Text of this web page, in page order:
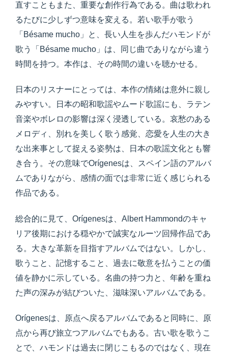
直すこともまた、重要な創作行為である。曲は歌われ
るたびに少しずつ意味を変える。若い歌手が歌う
「Bésame mucho」と、長い人生を歩んだハモンドが
歌う「Bésame mucho」は、同じ曲でありながら違う
時間を持つ。本作は、その時間の違いを聴かせる。
日本のリスナーにとっては、本作の情緒は意外に親し
みやすい。日本の昭和歌謡やムード歌謡にも、ラテン
音楽やボレロの影響は深く浸透している。哀愁のある
メロディ、別れを美しく歌う感覚、恋愛を人生の大き
な出来事として捉える姿勢は、日本の歌謡文化とも響
き合う。その意味でOrígenesは、スペイン語のアルバ
ムでありながら、感情の面では非常に近く感じられる
作品である。
総合的に見て、Orígenesは、Albert Hammondのキャ
リア後期における穏やかで誠実なルーツ回帰作品であ
る。大きな革新を目指すアルバムではない。しかし、
歌うこと、記憶すること、過去に敬意を払うことの価
値を静かに示している。名曲の持つ力と、年齢を重ね
た声の深みが結びついた、滋味深いアルバムである。
Orígenesは、原点へ戻るアルバムであると同時に、原
点から再び旅立つアルバムでもある。古い歌を歌うこ
とで、ハモンドは過去に閉じこもるのではなく、現在